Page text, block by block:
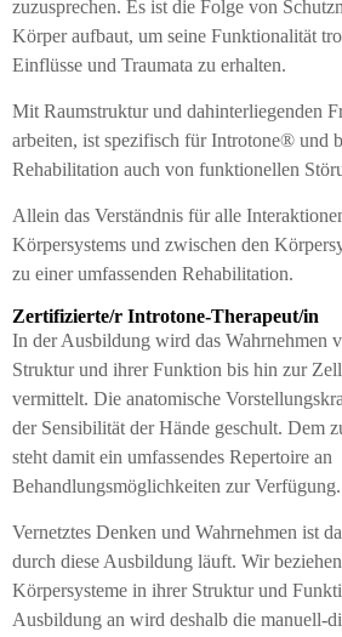
zuzusprechen. Es ist die Folge von
Körper aufbaut, um seine Funktionalität
Einflüsse und Traumata zu erhalten.
Mit Raumstruktur und dahinterliegenden
arbeiten, ist spezifisch für Introtone® und
Rehabilitation auch von funktionellen
Allein das Verständnis für alle
Körpersystems und zwischen den
zu einer umfassenden Rehabilitation.
Zertifizierte/r Introtone-Therapeut/in
In der Ausbildung wird das Wahrnehmen
Struktur und ihrer Funktion bis hin zur
vermittelt. Die anatomische
der Sensibilität der Hände geschult. Dem
steht damit ein umfassendes Repertoire an
Behandlungsmöglichkeiten zur Verfügung.
Vernetztes Denken und Wahrnehmen ist
durch diese Ausbildung läuft. Wir
Körpersysteme in ihrer Struktur und
Ausbildung an wird deshalb die manuell-